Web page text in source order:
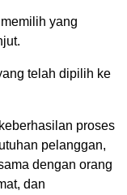
yang
telah dipilih ke
proses
pelanggan,
dengan orang
dan